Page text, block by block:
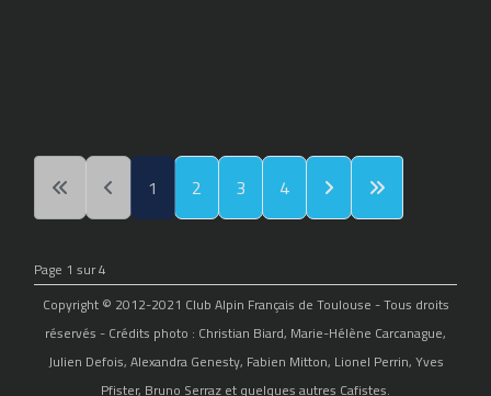
1 2 3 4
Page 1 sur 4
Copyright © 2012-2021 Club Alpin Français de Toulouse - Tous droits
réservés - Crédits photo : Christian Biard, Marie-Hélène Carcanague,
Julien Defois, Alexandra Genesty, Fabien Mitton, Lionel Perrin, Yves
Pfister, Bruno Serraz et quelques autres Cafistes.